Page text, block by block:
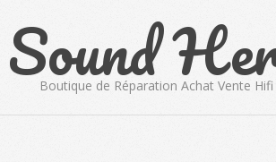
content
Sound
Boutique de Réparation Achat Vente Hifi